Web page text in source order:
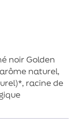
noir Golden
naturel,
racine de